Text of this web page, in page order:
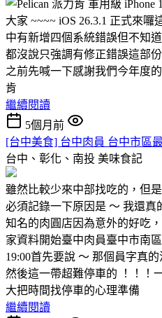
大家 ~~~~ iOS 26.3.1 正式來
中有新增四個系統錯誤但不知
都沒說只強調有修正錯誤這部
之前先喊一下感謝我們今年度
肯
繼續閱讀
5個月前
[台中美食] 台中肉員 台中市區
台中、彰化、南投 美味食記
雖然比較少來中部找吃的，但
必須記錄一下原因是 ～ 我還真
知名的肉圓店因為意外的好吃
家資料開始臺中肉員臺中市南
19:00首先要說 ～ 那個員字真
然後這一帶超難停車的 ！！！
大把時間找停車的心理準備
繼續閱讀